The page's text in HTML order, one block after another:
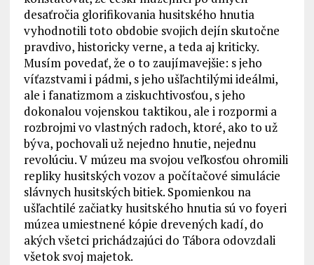
desaťročia glorifikovania husitského hnutia
vyhodnotili toto obdobie svojich dejín skutočne
pravdivo, historicky verne, a teda aj kriticky.
Musím povedať, že o to zaujímavejšie: s jeho
víťazstvami i pádmi, s jeho ušľachtilými ideálmi,
ale i fanatizmom a ziskuchtivosťou, s jeho
dokonalou vojenskou taktikou, ale i rozpormi a
rozbrojmi vo vlastných radoch, ktoré, ako to už
býva, pochovali už nejedno hnutie, nejednu
revolúciu. V múzeu ma svojou veľkosťou ohromili
repliky husitských vozov a počítačové simulácie
slávnych husitských bitiek. Spomienkou na
ušľachtilé začiatky husitského hnutia sú vo foyeri
múzea umiestnené kópie drevených kadí, do
akých všetci prichádzajúci do Tábora odovzdali
všetok svoj majetok.